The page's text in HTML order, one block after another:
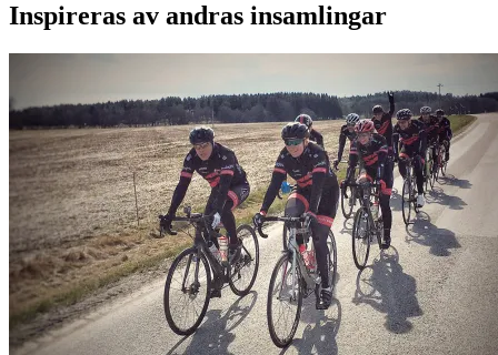
Inspireras av andras insamlingar